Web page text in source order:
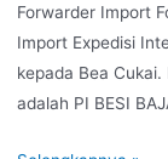
Forwarder Import
Import Expedisi
kepada Bea
adalah PI BESI